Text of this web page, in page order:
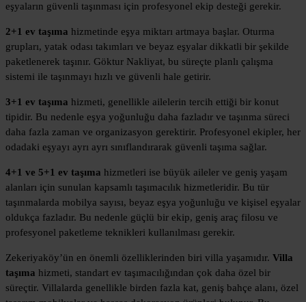
eşyaların güvenli taşınması için profesyonel ekip desteği gerekir.
2+1 ev taşıma hizmetinde eşya miktarı artmaya başlar. Oturma
grupları, yatak odası takımları ve beyaz eşyalar dikkatli bir şekilde
paketlenerek taşınır. Göktur Nakliyat, bu süreçte planlı çalışma
sistemi ile taşınmayı hızlı ve güvenli hale getirir.
3+1 ev taşıma hizmeti, genellikle ailelerin tercih ettiği bir konut
tipidir. Bu nedenle eşya yoğunluğu daha fazladır ve taşınma süreci
daha fazla zaman ve organizasyon gerektirir. Profesyonel ekipler, her
odadaki eşyayı ayrı ayrı sınıflandırarak güvenli taşıma sağlar.
4+1 ve 5+1 ev taşıma hizmetleri ise büyük aileler ve geniş yaşam
alanları için sunulan kapsamlı taşımacılık hizmetleridir. Bu tür
taşınmalarda mobilya sayısı, beyaz eşya yoğunluğu ve kişisel eşyalar
oldukça fazladır. Bu nedenle güçlü bir ekip, geniş araç filosu ve
profesyonel paketleme teknikleri kullanılması gerekir.
Zekeriyaköy’ün en önemli özelliklerinden biri villa yaşamıdır. Villa
taşıma hizmeti, standart ev taşımacılığından çok daha özel bir
süreçtir. Villalarda genellikle birden fazla kat, geniş bahçe alanı, özel